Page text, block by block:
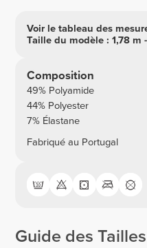
Voir le tableau des
Taille du modèle : 1,78 m
Composition
49% Polyamide
44% Polyester
7% Élastane
Fabriqué au Portugal
Guide des Tailles